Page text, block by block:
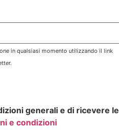
in qualsiasi momento utilizzando il link
generali e di ricevere le
e condizioni